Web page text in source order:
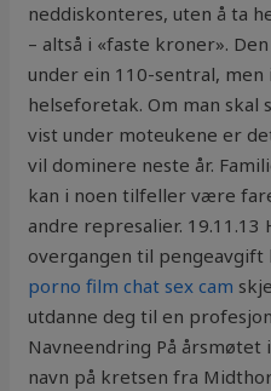
neddiskonteres, uten å ta
– altså i «faste kroner».
under ein 110-sentral,
helseforetak. Om man skal
vist under moteukene er
vil dominere neste år.
kan i noen tilfeller være
andre represalier.
overgangen til
porno film chat sex cam
utdanne deg til en
Navneendring På
navn på kretsen fra